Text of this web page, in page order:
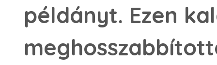
példányt. Ezen